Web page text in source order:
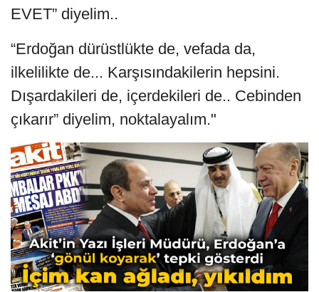
EVET” diyelim..
“Erdoğan dürüstlükte de, vefada da,
ilkelilikte de... Karşısındakilerin hepsini.
Dışardakileri de, içerdekileri de.. Cebinden
çıkarır” diyelim, noktalayalım."